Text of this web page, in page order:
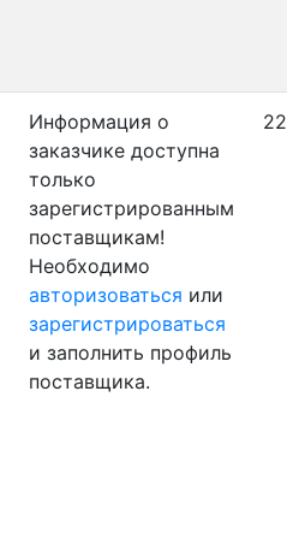
Информация о
заказчике доступна
только
зарегистрированным
поставщикам!
Необходимо
авторизоваться или
зарегистрироваться
и заполнить профиль
поставщика.